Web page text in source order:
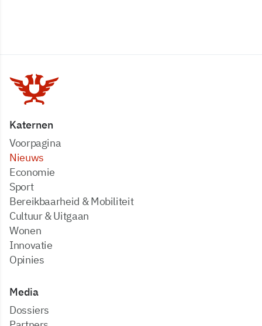
Katernen
Voorpagina
Nieuws
Economie
Sport
Bereikbaarheid & Mobiliteit
Cultuur & Uitgaan
Wonen
Innovatie
Opinies
Media
dossiers